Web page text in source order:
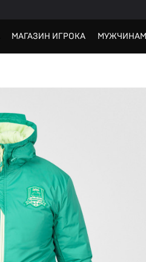
МАГАЗИН ИГРОКА МУЖЧИНАМ